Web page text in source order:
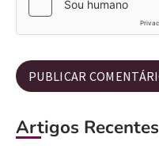
Artigos Recentes